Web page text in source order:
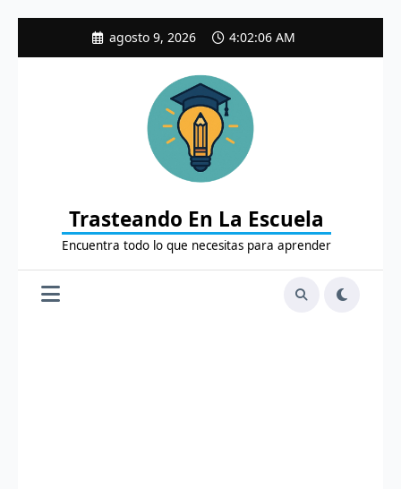
agosto 9, 2026 4:02:07 AM
Trasteando En La Escuela
Encuentra todo lo que necesitas para aprender